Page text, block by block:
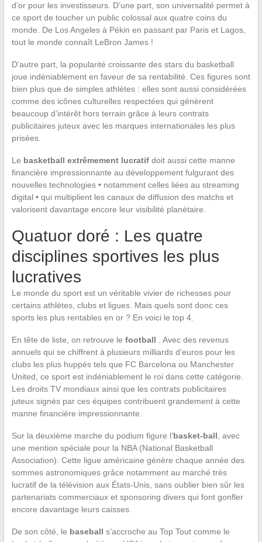
d’or pour les investisseurs. D’une part, son universalité permet à
ce sport de toucher un public colossal aux quatre coins du
monde. De Los Angeles à Pékin en passant par Paris et Lagos,
tout le monde connaît LeBron James !
D’autre part, la popularité croissante des stars du basketball
joue indéniablement en faveur de sa rentabilité. Ces figures sont
bien plus que de simples athlètes : elles sont aussi considérées
comme des icônes culturelles respectées qui génèrent
beaucoup d’intérêt hors terrain grâce à leurs contrats
publicitaires juteux avec les marques internationales les plus
prisées.
Le basketball extrêmement lucratifdoit aussi cette manne
financière impressionnante au développement fulgurant des
nouvelles technologies • notamment celles liées au streaming
digital • qui multiplient les canaux de diffusion des matchs et
valorisent davantage encore leur visibilité planétaire.
Quatuor doré : Les quatre
disciplines sportives les plus
lucratives
Le monde du sport est un véritable vivier de richesses pour
certains athlètes, clubs et ligues. Mais quels sont donc ces
sports les plus rentables en or ? En voici le top 4.
En tête de liste, on retrouve le football
. Avec des revenus
annuels qui se chiffrent à plusieurs milliards d’euros pour les
clubs les plus huppés tels que FC Barcelona ou Manchester
United, ce sport est indéniablement le roi dans cette catégorie.
Les droits TV mondiaux ainsi que les contrats publicitaires
juteux signés par ces équipes contribuent grandement à cette
manne financière impressionnante.
Sur la deuxième marche du podium figure l’basket-ball , avec
une mention spéciale pour la NBA (National Basketball
Association). Cette ligue américaine génère chaque année des
sommes astronomiques grâce notamment au marché très
lucratif de la télévision aux États-Unis, sans oublier bien sûr les
partenariats commerciaux et sponsoring divers qui font gonfler
encore davantage leurs caisses.
De son côté, le baseball s’accroche au Top Tout comme le